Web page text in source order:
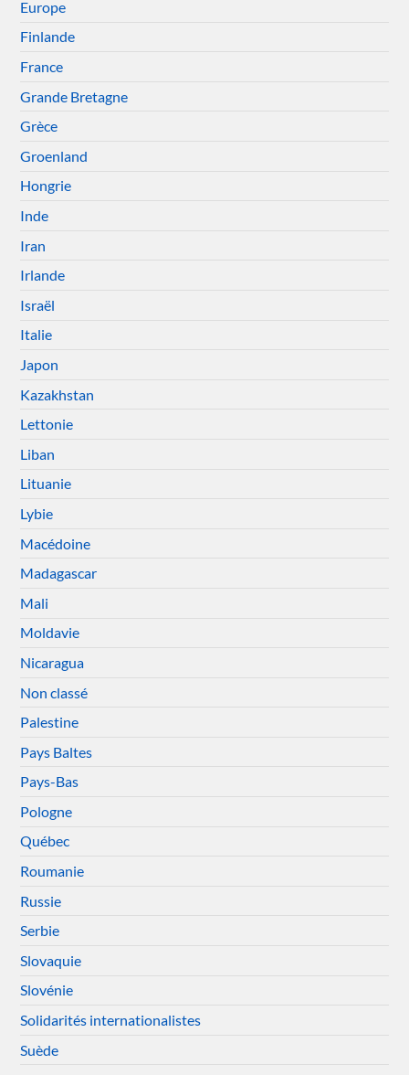
Europe
Finlande
France
Grande Bretagne
Grèce
Groenland
Hongrie
Inde
Iran
Irlande
Israël
Italie
Japon
Kazakhstan
Lettonie
Liban
Lituanie
Lybie
Macédoine
Madagascar
Mali
Moldavie
Nicaragua
Non classé
Palestine
Pays Baltes
Pays-Bas
Pologne
Québec
Roumanie
Russie
Serbie
Slovaquie
Slovénie
Solidarités internationalistes
Suède